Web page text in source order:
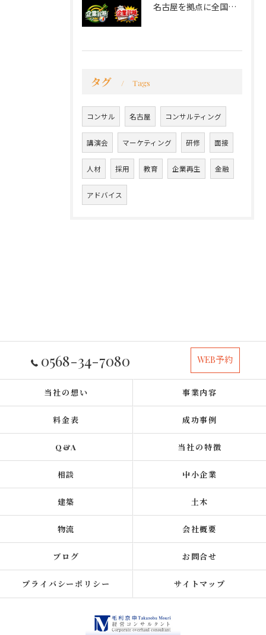
名古屋を拠点に全国で活動する 経営コンサルタントの 毛利京申...
タグ Tags
コンサル 名古屋 コンサルティング
講演会 マーケティング 研修 面接
人材 採用 教育 企業再生 金融
アドバイス
0568-34-7080 WEB予約
当社の想い 事業内容
料金表 成功事例
Q&A 当社の特徴
相談 中小企業
建築 土木
物流 会社概要
ブログ お問合せ
プライバシーポリシー サイトマップ